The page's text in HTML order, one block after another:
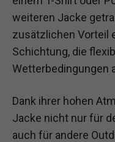
weiteren Jacke
zusätzlichen Vorteil
Schichtung, die
Wetterbedingungen
Dank ihrer hohen
Jacke nicht nur für
auch für andere